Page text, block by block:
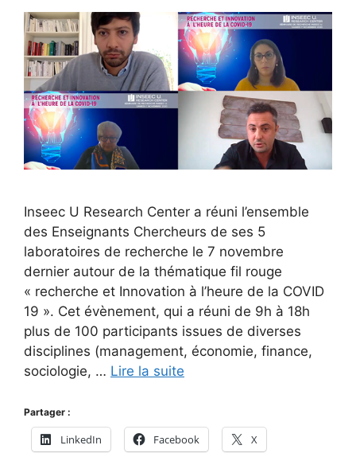
Inseec U Research Center a réuni l’ensemble
des Enseignants Chercheurs de ses 5
laboratoires de recherche le 7 novembre
dernier autour de la thématique fil rouge
« recherche et Innovation à l’heure de la COVID
19 ». Cet évènement, qui a réuni de 9h à 18h
plus de 100 participants issues de diverses
disciplines (management, économie, finance,
sociologie, … Lire la suite
Partager :
LinkedIn Facebook X